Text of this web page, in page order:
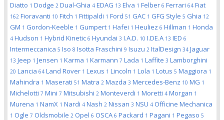
Diatto 1 Dodge 2 Dual-Ghia 4 EDAG 13 Elva 1 Felber 6 Ferrari 64 Fiat
162 Fioravanti 10 Fitch 1 Fittipaldi 1 Ford 51 GAC 1 GFG Style 5 Ghia 12
GM 1 Gordon-Keeble 1 Gumpert 1 Hafei 1 Heuliez 6 Hillman 1 Honda
4 Hudson 1 Hybrid Kinetic 6 Hyundai 3 I.A.D. 10 I.DE.A 13 IED 6
Intermeccanica 5 Iso 8 Isotta Fraschini 9 Isuzu 2 ItalDesign 34 Jaguar
13 Jeep 1 Jensen 1 Karma 1 Karmann 7 Lada 1 Laffite 3 Lamborghini
20 Lancia 64 Land Rover 1 Lexus 1 Lincoln 1 Lola 1 Lotus 5 Maggiora 1
Mahindra 1 Maserati 51 Matra 2 Mazda 3 Mercedes-Benz 10 MG 1
Michelotti 7 Mini 7 Mitsubishi 2 Monteverdi 1 Moretti 4 Morgan 1
Murena 1 NamX 1 Nardi 4 Nash 2 Nissan 3 NSU 4 Officine Mechanica
1 Ogle 7 Oldsmobile 2 Opel 6 OSCA 6 Packard 1 Pagani 1 Pegaso 5